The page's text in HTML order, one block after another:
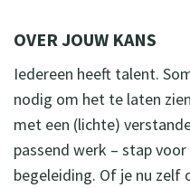
OVER JOUW KANS
Iedereen heeft talent.
nodig om het te laten
met een (lichte)
passend werk – stap
begeleiding. Of je nu zelf